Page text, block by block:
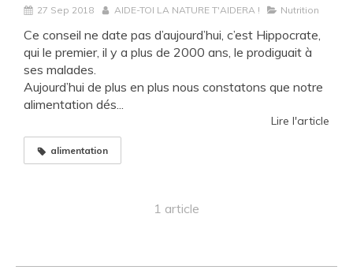
27 Sep 2018 AIDE-TOI LA NATURE T'AIDERA ! Nutrition
Ce conseil ne date pas d’aujourd’hui, c’est Hippocrate,
qui le premier, il y a plus de 2000 ans, le prodiguait à
ses malades.
Aujourd’hui de plus en plus nous constatons que notre
alimentation dés...
Lire l'article
alimentation
1 article